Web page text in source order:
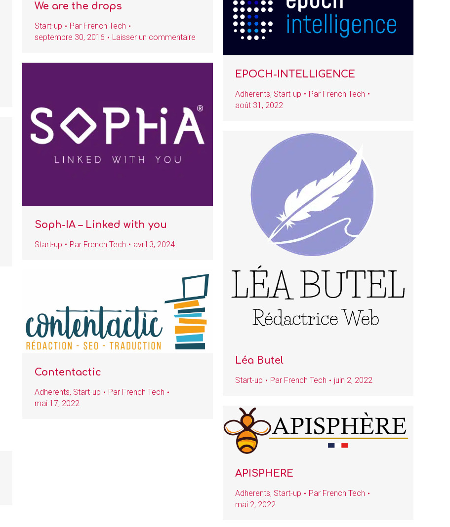
We are the drops
Start-up Par French Tech
septembre 30, 2016
Laisser un commentaire
EPOCH-INTELLIGENCE
Adherents, Start-up Par French Tech
août 31, 2022
Soph-IA – Linked with you
Start-up Par French Tech avril 3, 2024
Léa Butel
Start-up Par French Tech juin 2, 2022
Contentactic
Adherents, Start-up Par French Tech
mai 17, 2022
APISPHERE
Adherents, Start-up Par French Tech
mai 2, 2022